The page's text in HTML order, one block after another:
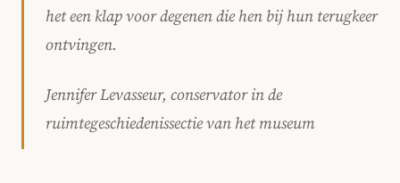
het een klap voor degenen die hen bij hun terugkeer
ontvingen.
Jennifer Levasseur, conservator in de
ruimtegeschiedenissectie van het museum